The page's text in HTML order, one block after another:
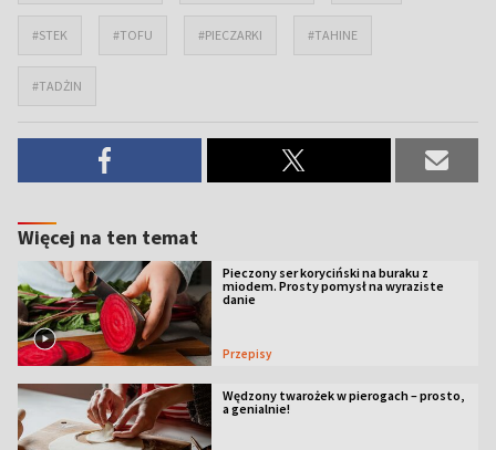
#STEK #TOFU #PIECZARKI #TAHINE
#TADŻIN
Więcej na ten temat
Pieczony ser koryciński na buraku z
miodem. Prosty pomysł na wyraziste
danie
Przepisy
Wędzony twarożek w pierogach – prosto,
a genialnie!